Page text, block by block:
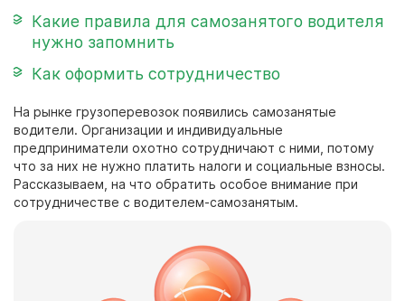
Какие правила для самозанятого водителя
нужно запомнить
Как оформить сотрудничество
На рынке грузоперевозок появились самозанятые
водители. Организации и индивидуальные
предприниматели охотно сотрудничают с ними, потому
что за них не нужно платить налоги и социальные взносы.
Рассказываем, на что обратить особое внимание при
сотрудничестве с водителем-самозанятым.